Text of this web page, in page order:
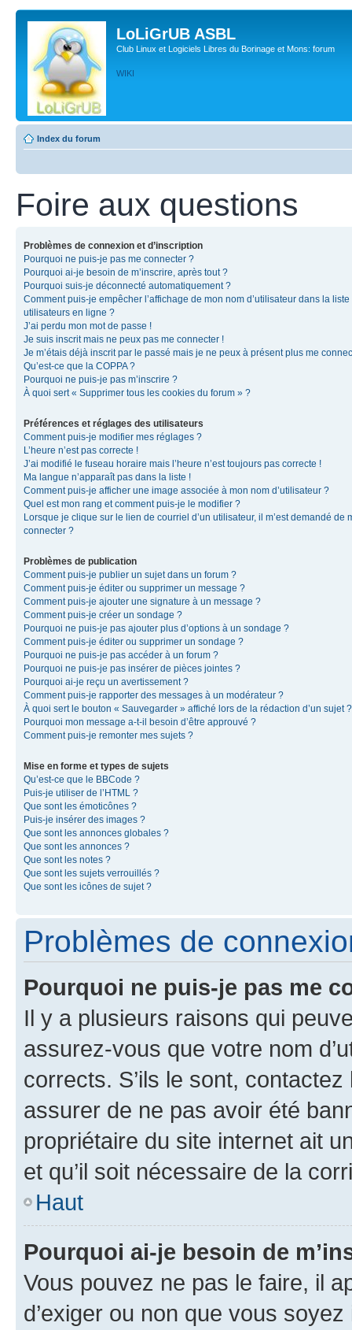
LoLiGrUB ASBL
Club Linux et Logiciels Libres du Borinage et Mons: forum
WIKI
Index du forum
Foire aux questions
Problèmes de connexion et d’inscription
Pourquoi ne puis-je pas me connecter ?
Pourquoi ai-je besoin de m’inscrire, après tout ?
Pourquoi suis-je déconnecté automatiquement ?
Comment puis-je empêcher l’affichage de mon nom d’utilisateur dans la liste
utilisateurs en ligne ?
J’ai perdu mon mot de passe !
Je suis inscrit mais ne peux pas me connecter !
Je m’étais déjà inscrit par le passé mais je ne peux à présent plus me
Qu’est-ce que la COPPA ?
Pourquoi ne puis-je pas m’inscrire ?
À quoi sert « Supprimer tous les cookies du forum » ?
Préférences et réglages des utilisateurs
Comment puis-je modifier mes réglages ?
L’heure n’est pas correcte !
J’ai modifié le fuseau horaire mais l’heure n’est toujours pas correcte !
Ma langue n’apparaît pas dans la liste !
Comment puis-je afficher une image associée à mon nom d’utilisateur ?
Quel est mon rang et comment puis-je le modifier ?
Lorsque je clique sur le lien de courriel d’un utilisateur, il m’est demandé de
connecter ?
Problèmes de publication
Comment puis-je publier un sujet dans un forum ?
Comment puis-je éditer ou supprimer un message ?
Comment puis-je ajouter une signature à un message ?
Comment puis-je créer un sondage ?
Pourquoi ne puis-je pas ajouter plus d’options à un sondage ?
Comment puis-je éditer ou supprimer un sondage ?
Pourquoi ne puis-je pas accéder à un forum ?
Pourquoi ne puis-je pas insérer de pièces jointes ?
Pourquoi ai-je reçu un avertissement ?
Comment puis-je rapporter des messages à un modérateur ?
À quoi sert le bouton « Sauvegarder » affiché lors de la rédaction d’un sujet ?
Pourquoi mon message a-t-il besoin d’être approuvé ?
Comment puis-je remonter mes sujets ?
Mise en forme et types de sujets
Qu’est-ce que le BBCode ?
Puis-je utiliser de l’HTML ?
Que sont les émoticônes ?
Puis-je insérer des images ?
Que sont les annonces globales ?
Que sont les annonces ?
Que sont les notes ?
Que sont les sujets verrouillés ?
Que sont les icônes de sujet ?
Problèmes de
Pourquoi ne puis-je pas me
Il y a plusieurs raisons qui
assurez-vous que votre nom
corrects. S’ils le sont,
assurer de ne pas avoir été
propriétaire du site internet ait
et qu’il soit nécessaire de la
Haut
Pourquoi ai-je besoin de
Vous pouvez ne pas le faire, il
d’exiger ou non que vous